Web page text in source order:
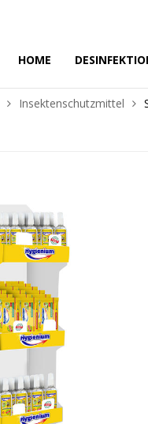
HOME
Insektenschutzmittel